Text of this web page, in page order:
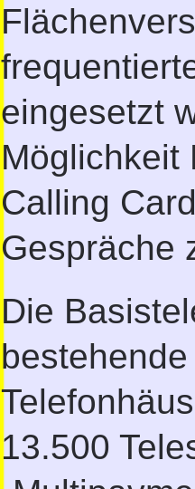
eingesetzt
Möglichkeit
Calling
Gespräche
Die
13.500